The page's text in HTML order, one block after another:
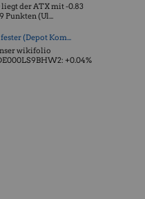
liegt der ATX mit -0.83
Punkten (Ul...
(Depot Kom...
wikifolio
+0.04%